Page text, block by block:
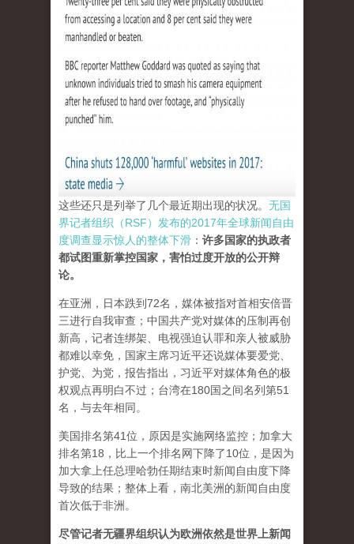
这些还只是列举了几个最近期出现的状况。 无国
界记者组织（RSF）发布的2017年全球新闻自由
度调查显示惊人的整体下滑 ： 许多国家的执政者
都试图重新掌控国家，害怕过度开放的公开辩
论。
在亚洲，日本跌到72名，媒体被指对首相安倍晋
三进行自我审查；中国共产党对媒体的压制再创
新高，记者连绑架、电视强迫认罪和亲人被威胁
都难以幸免，国家主席习近平还说媒体要爱党、
护党、为党，报告指出，习近平对媒体角色的极
权观点再明白不过；台湾在180国之间名列第51
名，与去年相同。
美国排名第41位，原因是实施网络监控；加拿大
排名第18，比上一个排名网下降了10位，是因为
加大拿上任总理哈勃任期结束时新闻自由度下降
导致的结果；整体上看，南北美洲的新闻自由度
首次低于非洲。
尽管记者无疆界组织认为欧洲依然是世界上新闻